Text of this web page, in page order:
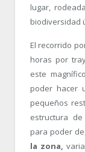
lugar,
biodiversidad
El recorrido
horas por
este
poder hacer
pequeños
estructura
para poder
la zona,